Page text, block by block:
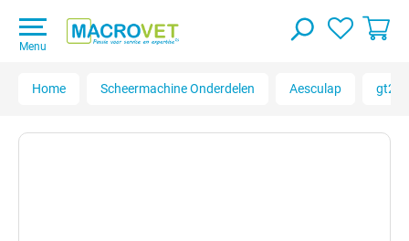
Menu
Home Scheermachine Onderdelen Aesculap